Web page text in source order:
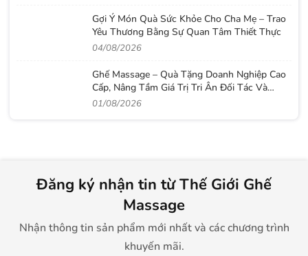
Gợi Ý Món Quà Sức Khỏe Cho Cha Mẹ – Trao
Yêu Thương Bằng Sự Quan Tâm Thiết Thực
04/08/2026
Ghế Massage – Quà Tặng Doanh Nghiệp Cao
Cấp, Nâng Tầm Giá Trị Tri Ân Đối Tác Và
Nhân Viên
01/08/2026
Đăng ký nhận tin từ Thế Giới Ghế
Massage
Nhận thông tin sản phẩm mới nhất và các chương trình
khuyến mãi.